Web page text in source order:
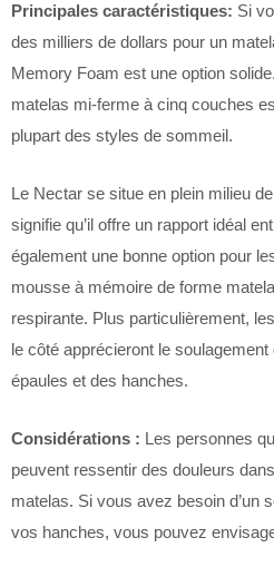
Principales caractéristiques: Si
des milliers de dollars pour un
Memory Foam est une option
matelas mi-ferme à cinq couches
plupart des styles de sommeil.
Le Nectar se situe en plein milieu
signifie qu’il offre un rapport idéal
également une bonne option pour
mousse à mémoire de forme
respirante. Plus particulièrement,
le côté apprécieront le
épaules et des hanches.
Considérations : Les personnes
peuvent ressentir des douleurs
matelas. Si vous avez besoin d’un
vos hanches, vous pouvez